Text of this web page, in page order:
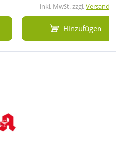
inkl. MwSt. zzgl.Versand
Hinzufügen